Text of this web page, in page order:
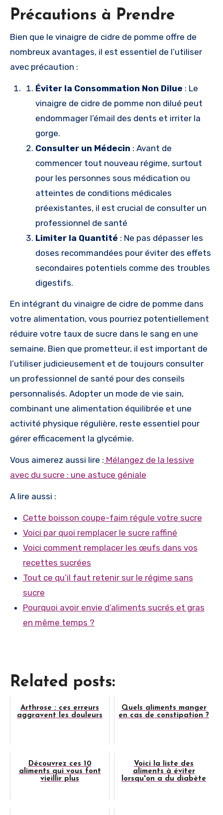
Précautions à Prendre
Bien que le vinaigre de cidre de pomme offre de
nombreux avantages, il est essentiel de l’utiliser
avec précaution :
Éviter la Consommation Non Dilue : Le
vinaigre de cidre de pomme non dilué peut
endommager l’émail des dents et irriter la
gorge.
Consulter un Médecin : Avant de
commencer tout nouveau régime, surtout
pour les personnes sous médication ou
atteintes de conditions médicales
préexistantes, il est crucial de consulter un
professionnel de santé
Limiter la Quantité : Ne pas dépasser les
doses recommandées pour éviter des effets
secondaires potentiels comme des troubles
digestifs.
En intégrant du vinaigre de cidre de pomme dans
votre alimentation, vous pourriez potentiellement
réduire votre taux de sucre dans le sang en une
semaine. Bien que prometteur, il est important de
l’utiliser judicieusement et de toujours consulter
un professionnel de santé pour des conseils
personnalisés. Adopter un mode de vie sain,
combinant une alimentation équilibrée et une
activité physique régulière, reste essentiel pour
gérer efficacement la glycémie.
Vous aimerez aussi lire : Mélangez de la lessive
avec du sucre : une astuce géniale
A lire aussi :
Cette boisson coupe-faim régule votre sucre
Voici par quoi remplacer le sucre raffiné
Voici comment remplacer les œufs dans vos
recettes sucrées
Tout ce qu’il faut retenir sur le régime sans
sucre
Pourquoi avoir envie d’aliments sucrés et gras
en même temps ?
Related posts:
Arthrose : ces erreurs
aggravent les douleurs
Quels aliments manger
en cas de constipation ?
Découvrez ces 10
aliments qui vous font
vieillir plus
Voici la liste des
aliments à éviter
lorsqu'on a du diabète